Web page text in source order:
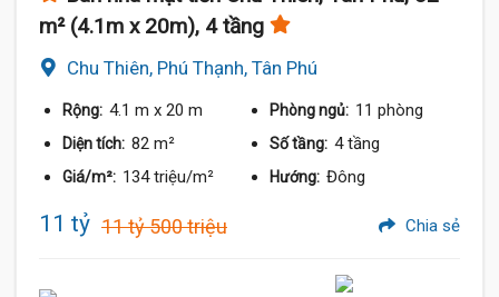
m² (4.1m x 20m), 4 tầng
Chu Thiên, Phú Thạnh, Tân Phú
Rộng: 4.1 m x 20 m Phòng ngủ: 11 phòng
Diện tích: 82 m² Số tầng: 4 tầng
Giá/m²: 134 triệu/m² Hướng: Đông
11 tỷ 11 tỷ 500 triệu Chia sẻ